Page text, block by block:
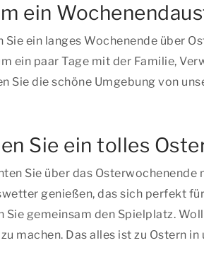
ein
Sie ein langes Wochenende über
ein paar Tage mit der Familie,
Sie die schöne Umgebung von
Sie ein tolles
Sie über das
genießen, das sich perfekt
Sie gemeinsam den Spielplatz.
machen. Das alles ist zu Ostern